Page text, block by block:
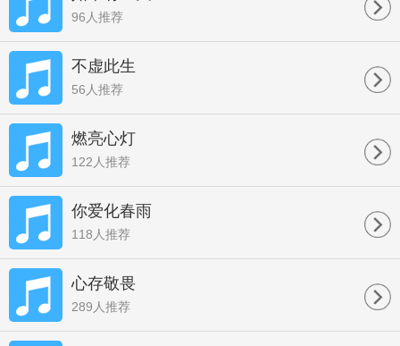
96人推荐
不虚此生
56人推荐
燃亮心灯
122人推荐
你爱化春雨
118人推荐
心存敬畏
289人推荐